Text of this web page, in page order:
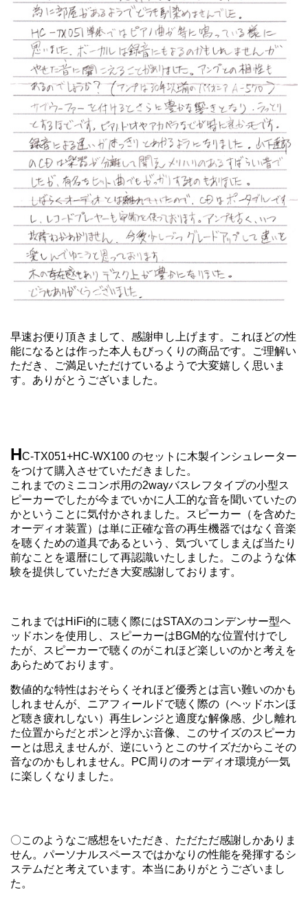
早速お便り頂きまして、感謝申し上げます。これほどの性
能になるとは作った本人もびっくりの商品です。ご理解い
ただき、ご満足いただけているようで大変嬉しく思いま
す。ありがとうございました。
HC-TX051+HC-WX100 のセットに木製インシュレーター
をつけて購入させていただきました。
これまでのミニコンポ用の2wayバスレフタイプの小型ス
ピーカーでしたが今までいかに人工的な音を聞いていたの
かということに気付かされました。スピーカー（を含めた
オーディオ装置）は単に正確な音の再生機器ではなく音楽
を聴くための道具であるという、気づいてしまえば当たり
前なことを還暦にして再認識いたしました。このような体
験を提供していただき大変感謝しております。
これまではHiFi的に聴く際にはSTAXのコンデンサー型ヘ
ッドホンを使用し、スピーカーはBGM的な位置付けでし
たが、スピーカーで聴くのがこれほど楽しいのかと考えを
あらためております。
数値的な特性はおそらくそれほど優秀とは言い難いのかも
しれませんが、ニアフィールドで聴く際の（ヘッドホンほ
ど聴き疲れしない）再生レンジと適度な解像感、少し離れ
た位置からだとポンと浮かぶ音像、このサイズのスピーカ
ーとは思えませんが、逆にいうとこのサイズだからこその
音なのかもしれません。PC周りのオーディオ環境が一気
に楽しくなりました。
〇このようなご感想をいただき、ただただ感謝しかありま
せん。パーソナルスペースではかなりの性能を発揮するシ
ステムだと考えています。本当にありがとうございまし
た。